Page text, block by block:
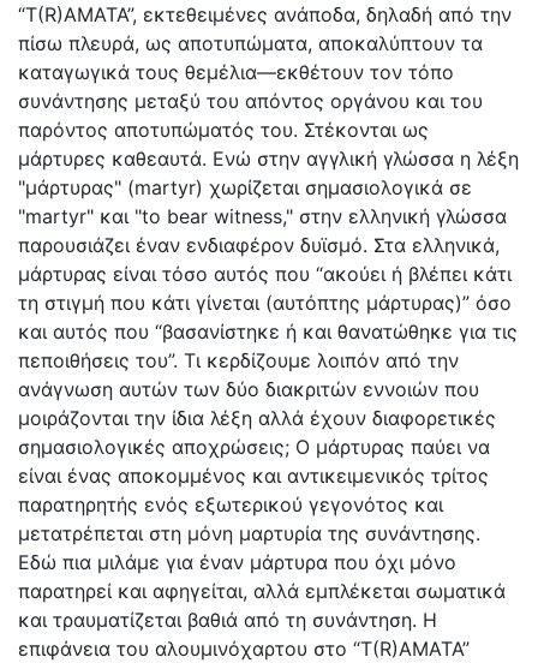
“T(R)AMATA”, εκτεθειμένες ανάποδα, δηλαδή από την
πίσω πλευρά, ως αποτυπώματα, αποκαλύπτουν τα
καταγωγικά τους θεμέλια—εκθέτουν τον τόπο
συνάντησης μεταξύ του απόντος οργάνου και του
παρόντος αποτυπώματός του. Στέκονται ως
μάρτυρες καθεαυτά. Ενώ στην αγγλική γλώσσα η λέξη
"μάρτυρας" (martyr) χωρίζεται σημασιολογικά σε
"martyr" και "to bear witness," στην ελληνική γλώσσα
παρουσιάζει έναν ενδιαφέρον δυϊσμό. Στα ελληνικά,
μάρτυρας είναι τόσο αυτός που “ακούει ή βλέπει κάτι
τη στιγμή που κάτι γίνεται (αυτόπτης μάρτυρας)” όσο
και αυτός που “βασανίστηκε ή και θανατώθηκε για τις
πεποιθήσεις του”. Τι κερδίζουμε λοιπόν από την
ανάγνωση αυτών των δύο διακριτών εννοιών που
μοιράζονται την ίδια λέξη αλλά έχουν διαφορετικές
σημασιολογικές αποχρώσεις; Ο μάρτυρας παύει να
είναι ένας αποκομμένος και αντικειμενικός τρίτος
παρατηρητής ενός εξωτερικού γεγονότος και
μετατρέπεται στη μόνη μαρτυρία της συνάντησης.
Εδώ πια μιλάμε για έναν μάρτυρα που όχι μόνο
παρατηρεί και αφηγείται, αλλά εμπλέκεται σωματικά
και τραυματίζεται βαθιά από τη συνάντηση. Η
επιφάνεια του αλουμινόχαρτου στο “T(R)AMATA”